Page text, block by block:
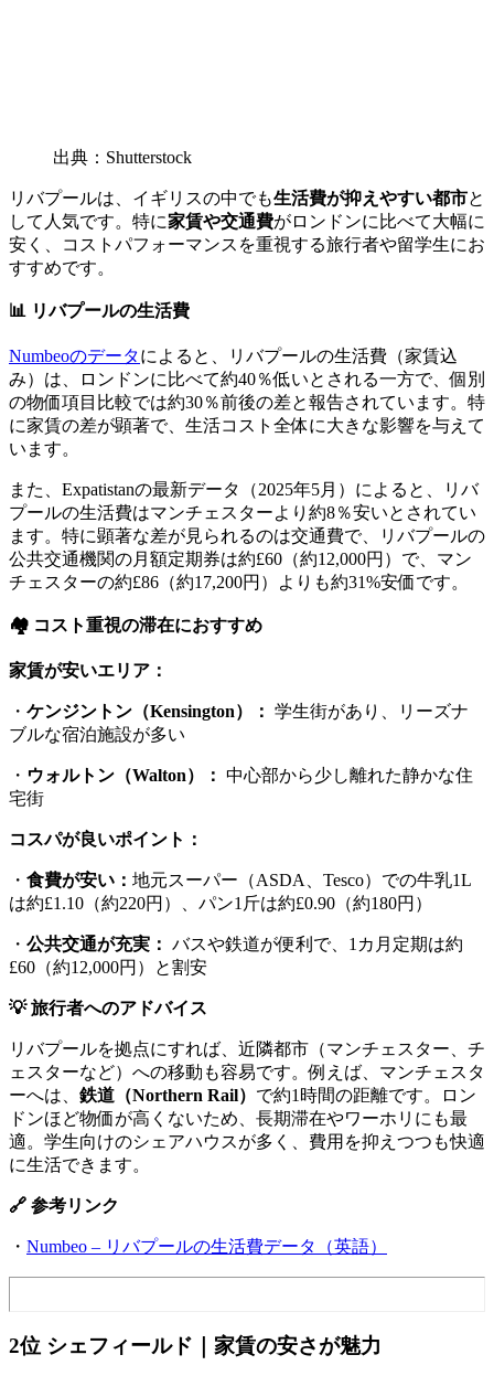
出典：Shutterstock
リバプールは、イギリスの中でも生活費が抑えやすい都市と
して人気です。特に家賃や交通費がロンドンに比べて大幅に
安く、コストパフォーマンスを重視する旅行者や留学生にお
すすめです。
📊 リバプールの生活費
Numbeoのデータによると、リバプールの生活費（家賃込
み）は、ロンドンに比べて約40％低いとされる一方で、個別
の物価項目比較では約30％前後の差と報告されています。特
に家賃の差が顕著で、生活コスト全体に大きな影響を与えて
います。
また、Expatistanの最新データ（2025年5月）によると、リバ
プールの生活費はマンチェスターより約8％安いとされてい
ます。特に顕著な差が見られるのは交通費で、リバプールの
公共交通機関の月額定期券は約£60（約12,000円）で、マン
チェスターの約£86（約17,200円）よりも約31%安価です。
🏘️ コスト重視の滞在におすすめ
家賃が安いエリア：
・ ケンジントン（Kensington）： 学生街があり、リーズナ
ブルな宿泊施設が多い
・ ウォルトン（Walton）： 中心部から少し離れた静かな住
宅街
コスパが良いポイント：
・ 食費が安い： 地元スーパー（ASDA、Tesco）での牛乳1L
は約£1.10（約220円）、パン1斤は約£0.90（約180円）
・ 公共交通が充実： バスや鉄道が便利で、1カ月定期は約
£60（約12,000円）と割安
💡 旅行者へのアドバイス
リバプールを拠点にすれば、近隣都市（マンチェスター、チ
ェスターなど）への移動も容易です。例えば、マンチェスタ
ーへは、 鉄道（Northern Rail） で約1時間の距離です。ロン
ドンほど物価が高くないため、長期滞在やワーホリにも最
適。学生向けのシェアハウスが多く、費用を抑えつつも快適
に生活できます。
🔗 参考リンク
・ Numbeo – リバプールの生活費データ（英語）
2位 シェフィールド｜家賃の安さが魅力